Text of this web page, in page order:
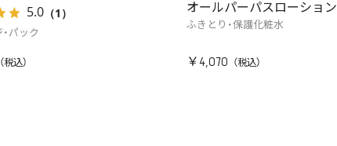
5.0（1）
パック
オールパーパスローション
ふきとり・保護化粧水
￥4,070